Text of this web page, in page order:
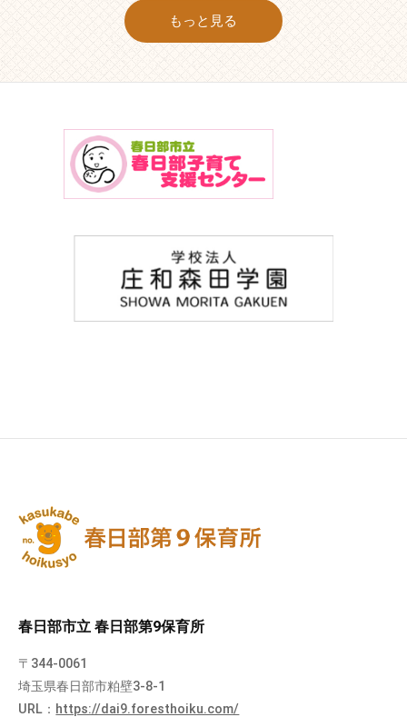
もっと見る
春日部市立 春日部第9保育所
〒344-0061
埼玉県春日部市粕壁3-8-1
URL： https://dai9.foresthoiku.com/